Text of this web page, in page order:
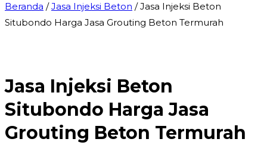
Beranda /Jasa Injeksi Beton / Jasa Injeksi Beton
Situbondo Harga Jasa Grouting Beton Termurah
Jasa Injeksi Beton
Situbondo Harga Jasa
Grouting Beton Termurah